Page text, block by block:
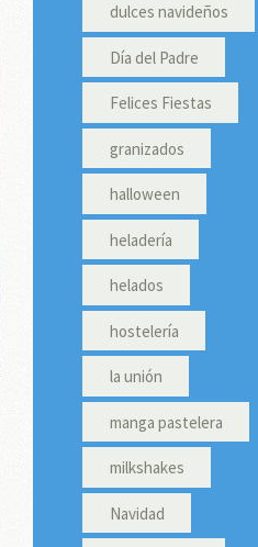
dulces navideños
Día del Padre
Felices Fiestas
granizados
halloween
heladería
helados
hostelería
la unión
manga pastelera
milkshakes
Navidad